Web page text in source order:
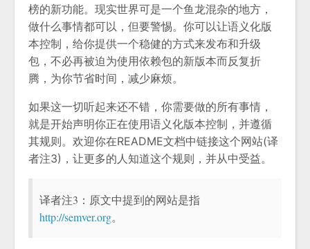
榜的新功能。现实世界可是一个鱼龙混杂的地方，
做什么事情都可以，但要警惕。你可以让语义化版
本控制，给你提供一个稳健的方式来发布和升级
包，不必再被迫为使用依赖包的新版本而反复折
腾，为你节省时间，减少麻烦。
如果这一切听起来还不错，你需要做的所有事情，
就是开始声明你正在使用语义化版本控制，并遵循
其规则。欢迎你在README文档中链接这个网站(译
者注3)，让更多的人知道这个规则，并从中受益。
译者注3：原文中提到的网站是指
http://semver.org。